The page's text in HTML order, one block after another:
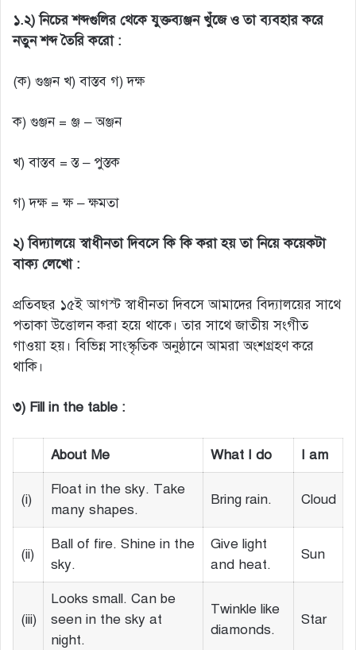
১.২) নিচের শব্দগুলির থেকে যুক্তব্যঞ্জন খুঁজে ও তা ব্যবহার করে
নতুন শব্দ তৈরি করো :
(ক) গুঞ্জন খ) বাস্তব গ) দক্ষ
ক) গুঞ্জন = ঞ্জ – অঞ্জন
খ) বাস্তব = স্ত – পুস্তক
গ) দক্ষ = ক্ষ – ক্ষমতা
২) বিদ্যালয়ে স্বাধীনতা দিবসে কি কি করা হয় তা নিয়ে কয়েকটা
বাক্য লেখো :
প্রতিবছর ১৫ই আগস্ট স্বাধীনতা দিবসে আমাদের বিদ্যালয়ের সাথে
পতাকা উত্তোলন করা হয়ে থাকে। তার সাথে জাতীয় সংগীত
গাওয়া হয়। বিভিন্ন সাংস্কৃতিক অনুষ্ঠানে আমরা অংশগ্রহণ করে
থাকি।
৩) Fill in the table :
About Me What I do I am
(i)
Float in the sky. Take
many shapes.
Bring rain. Cloud
(ii)
Ball of fire. Shine in the
sky.
Give light
and heat.
Sun
(iii)
Looks small. Can be
seen in the sky at
night.
Twinkle like
diamonds.
Star